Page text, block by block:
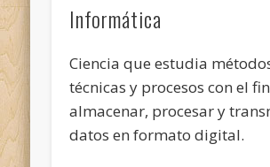
Informática
Ciencia que estudia
técnicas y procesos con el
almacenar, procesar y
datos en formato digital.